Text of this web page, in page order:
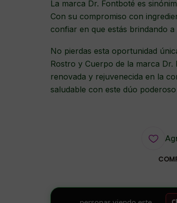
La marca Dr. Fontboté es
Con su compromiso con
confiar en que estás brindando
No pierdas esta oportunidad
Rostro y Cuerpo de la marca
renovada y rejuvenecida en la
saludable con este dúo